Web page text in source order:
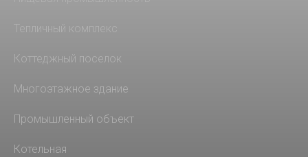
Тепличный комплекс
Коттеджный поселок
Многоэтажное здание
Промышленный объект
Котельная